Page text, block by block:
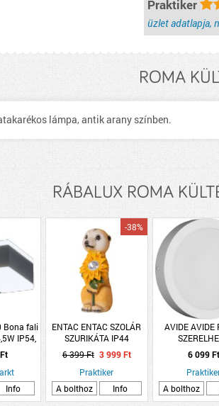
Praktiker
üzlet adatlapja,
ROMA
lámpa, antik arany színben.
RÁBALUX ROMA
Bona fali
IP54,
Info
ENTAC ENTAC SZOLÁR
SZURIKÁTA IP44
KAPCSOLÓVAL
10X11X28CM BARNA
-38%
6 399 Ft 3 999 Ft
Praktiker
A bolthoz
Info
AVIDE AVIDE
MENNYEZETI
24W 2600LM
KEREK
6 099 Ft
A bolthoz